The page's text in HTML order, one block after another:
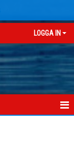
LOGGA IN